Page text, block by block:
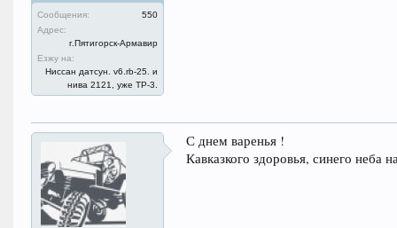
Сообщения:
550
Адрес:
г.Пятигорск-Армавир
Езжу на:
Ниссан датсун. v6.rb-25. и
нива 2121, уже ТР-3.
С днем варенья !
Кавказкого здоровья, синего неба